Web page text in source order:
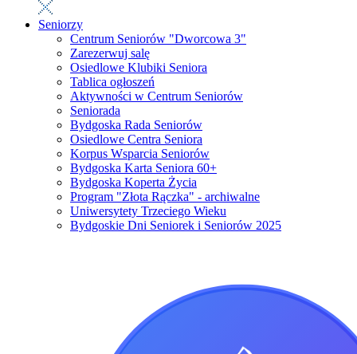
Seniorzy
Centrum Seniorów "Dworcowa 3"
Zarezerwuj salę
Osiedlowe Klubiki Seniora
Tablica ogłoszeń
Aktywności w Centrum Seniorów
Seniorada
Bydgoska Rada Seniorów
Osiedlowe Centra Seniora
Korpus Wsparcia Seniorów
Bydgoska Karta Seniora 60+
Bydgoska Koperta Życia
Program "Złota Rączka" - archiwalne
Uniwersytety Trzeciego Wieku
Bydgoskie Dni Seniorek i Seniorów 2025